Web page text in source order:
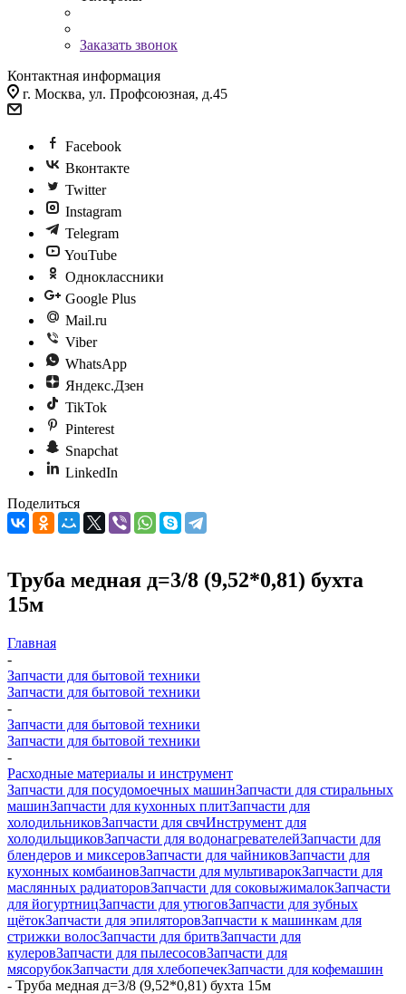
Заказать звонок
Контактная информация
г. Москва, ул. Профсоюзная, д.45
Facebook
Вконтакте
Twitter
Instagram
Telegram
YouTube
Одноклассники
Google Plus
Mail.ru
Viber
WhatsApp
Яндекс.Дзен
TikTok
Pinterest
Snapchat
LinkedIn
Поделиться
Труба медная д=3/8 (9,52*0,81) бухта
15м
Главная
-
Запчасти для бытовой техники
Запчасти для бытовой техники
-
Запчасти для бытовой техники
Запчасти для бытовой техники
-
Расходные материалы и инструмент
Запчасти для посудомоечных машинЗапчасти для стиральных
машинЗапчасти для кухонных плитЗапчасти для
холодильниковЗапчасти для свчИнструмент для
холодильщиковЗапчасти для водонагревателейЗапчасти для
блендеров и миксеровЗапчасти для чайниковЗапчасти для
кухонных комбаиновЗапчасти для мультиварокЗапчасти для
маслянных радиаторовЗапчасти для соковыжималокЗапчасти
для йогуртницЗапчасти для утюговЗапчасти для зубных
щётокЗапчасти для эпиляторовЗапчасти к машинкам для
стрижки волосЗапчасти для бритвЗапчасти для
кулеровЗапчасти для пылесосовЗапчасти для
мясорубокЗапчасти для хлебопечекЗапчасти для кофемашин
- Труба медная д=3/8 (9,52*0,81) бухта 15м